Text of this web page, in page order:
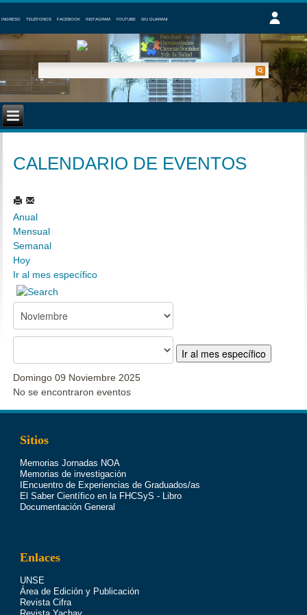
INGRESO TELÉFONOS FACEBOOK INSTAGRAM YOUTUBE SIU GUARANI
CALENDARIO DE EVENTOS
Anual
Mensual
Semanal
Hoy
Ir al mes específico
Ir al mes específico
Domingo 09 Noviembre 2025
No se encontraron eventos
Sitios
Memorias Jornadas NOA
Memorias de investigación
IEncuentro de Experiencias de Graduados/as
El Saber Científico en la FHCSyS - Libro
Documentación General
Enlaces
UNSE
Área de Edición y Publicación
Revista Cifra